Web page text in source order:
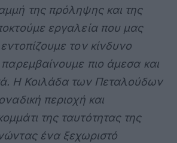
της πρόληψης και της
εργαλεία που μας
τον κίνδυνο
παρεμβαίνουμε πιο άμεσα και
Η Κοιλάδα των Πεταλούδων
περιοχή και
της ταυτότητας της
ένα ξεχωριστό